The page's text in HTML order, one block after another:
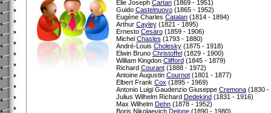
Élie Joseph Cartan(1869 - 1951)
Guido Castelnuovo(1865 - 1952)
Eugène Charles Catalan(1814 - 1894)
Arthur Cayley(1821 - 1895)
Ernesto Cesàro(1859 - 1906)
Michel Chasles (1793 - 1880)
André-Louis Cholesky(1875 - 1918)
Elwin Bruno Christoffel(1829 - 1900)
William Kingdon Clifford(1845 - 1879)
Richard Courant(1888 - 1972)
Antoine Augustin Cournot(1801 - 1877)
Elbert Frank Cox (1895 - 1969)
Antonio Luigi Gaudenzio Giuseppe Cremona(1830 -
Julius Wilhelm Richard Dedekind(1831 - 1916)
Max Wilhelm Dehn(1878 - 1952)
Boris Nikolaevich Delone(1890 - 1980)